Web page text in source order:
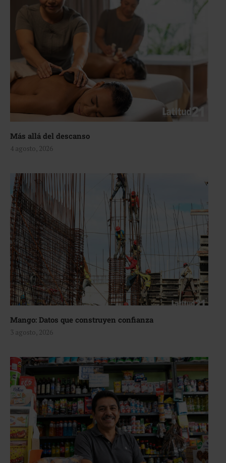
Más allá del descanso
4 agosto, 2026
Mango: Datos que construyen confianza
3 agosto, 2026